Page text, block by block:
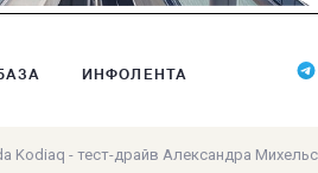
ИНФОЛЕНТА
Kodiaq - тест-драйв Александра